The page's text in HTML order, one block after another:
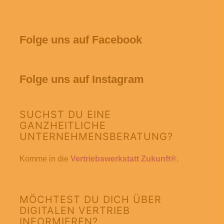
Folge uns auf Facebook
Folge uns auf Instagram
SUCHST DU EINE
GANZHEITLICHE
UNTERNEHMENSBERATUNG?
Komme in die Vertriebswerkstatt Zukunft®.
MÖCHTEST DU DICH ÜBER
DIGITALEN VERTRIEB